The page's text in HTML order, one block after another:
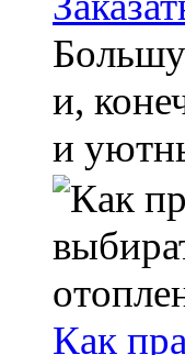
и,
и
Как